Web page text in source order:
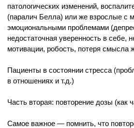
патологических изменений,
(паралич Белла) или же взрослые с
эмоциональными проблемами
недостаточная уверенность в себе,
мотивации, робость, потеря смысла
Пациенты в cоcтоянии стресса
в отношениях и т.д.)
Часть вторая: повторение дозы (как
Самое важное — помнить, что